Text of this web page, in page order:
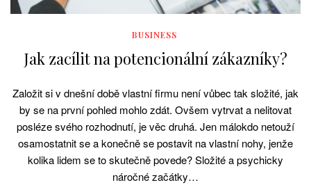
BUSINESS
Jak zacílit na potencionální zákazníky?
Založit si v dnešní době vlastní firmu není vůbec tak složité, jak
by se na první pohled mohlo zdát. Ovšem vytrvat a nelitovat
posléze svého rozhodnutí, je věc druhá. Jen málokdo netouží
osamostatnit se a konečně se postavit na vlastní nohy, jenže
kolika lidem se to skutečně povede? Složité a psychicky
náročné začátky…